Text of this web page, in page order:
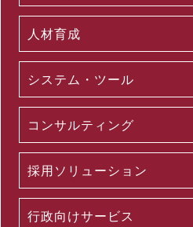
待値の理解」を軸に、７月から新
2026.06.08
催 ～問題意識調査結果から、日本
2026.06.03
＜第３弾＞「AI活用を１億人に」
～東名阪エリアの主要路線にて、
援を力強く訴求
2026.06.01
組織変更及び人事異動に関するお
2026.06.01
2026年５月度KPI（業績指標）進
公開講座セットプラン「上司部下
人材育成
システム・ツール
コンサルティング
採用ソリューション
行政向けサービス